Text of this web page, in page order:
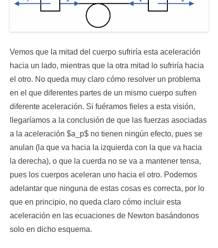
Vemos que la mitad del cuerpo sufriría esta aceleración
hacia un lado, mientras que la otra mitad lo sufriría hacia
el otro. No queda muy claro cómo resolver un problema
en el que diferentes partes de un mismo cuerpo sufren
diferente aceleración. Si fuéramos fieles a esta visión,
llegaríamos a la conclusión de que las fuerzas asociadas
a la aceleración $a_p$ no tienen ningún efecto, pues se
anulan (la que va hacia la izquierda con la que va hacia
la derecha), o que la cuerda no se va a mantener tensa,
pues los cuerpos aceleran uno hacia el otro. Podemos
adelantar que ninguna de estas cosas es correcta, por lo
que en principio, no queda claro cómo incluir esta
aceleración en las ecuaciones de Newton basándonos
solo en dicho esquema.